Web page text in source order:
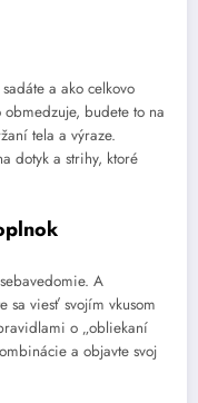
a ako celkovo
budete to na
tela a výraze.
dotyk a strihy, ktoré
A
sa viesť svojím vkusom
o „obliekaní
a objavte svoj